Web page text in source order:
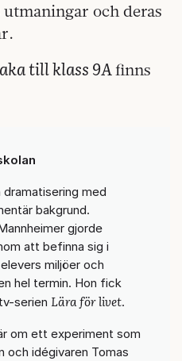
och deras
till klass 9Afinns
dramatisering med
bakgrund.
gjorde
att befinna sig i
miljöer och
hel termin. Hon fick
serien Lära för livet.
om ett experiment som
och idégivaren Tomas